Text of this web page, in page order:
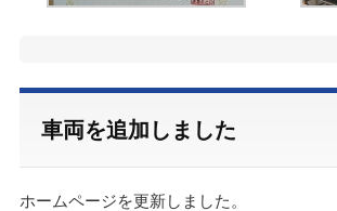
車両を追加しました
ホームページを更新しました。